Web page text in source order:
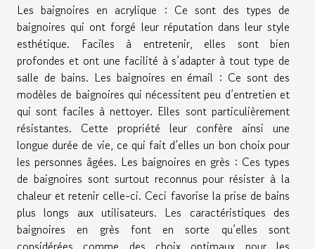
Les baignoires en acrylique : Ce sont des types de
baignoires qui ont forgé leur réputation dans leur style
esthétique. Faciles à entretenir, elles sont bien
profondes et ont une facilité à s’adapter à tout type de
salle de bains. Les baignoires en émail : Ce sont des
modèles de baignoires qui nécessitent peu d’entretien et
qui sont faciles à nettoyer. Elles sont particulièrement
résistantes. Cette propriété leur confère ainsi une
longue durée de vie, ce qui fait d’elles un bon choix pour
les personnes âgées. Les baignoires en grès : Ces types
de baignoires sont surtout reconnus pour résister à la
chaleur et retenir celle-ci. Ceci favorise la prise de bains
plus longs aux utilisateurs. Les caractéristiques des
baignoires en grès font en sorte qu’elles sont